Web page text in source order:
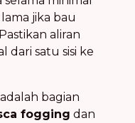
jika bau
aliran
dari satu sisi ke
bagian
fogging dan